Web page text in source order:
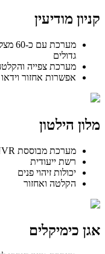
קניון מודיעין
גדולים
מערכת צפייה
אפשרות אחזור וידאו
מלון הילטון
מערכת מבוססת NVR לכ-200 מצלמות אנלוגיות ומצלמות IP
רשת ייעודית
יכולות זיהוי פנים
הקלטה ואחזור
אגן כימיקלים